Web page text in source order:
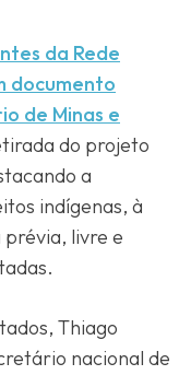
da Rede
documento
de Minas e
do projeto
a
indígenas, à
livre e
Thiago
nacional de